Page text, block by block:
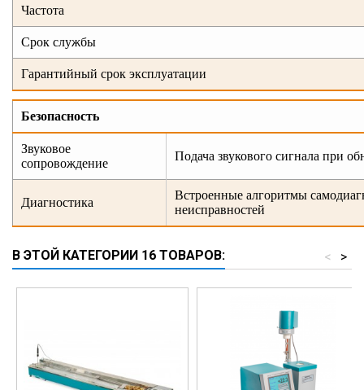
Частота
Срок службы
Гарантийный срок эксплуатации
Безопасность
Звуковое
сопровождение
Подача звукового сигнала при
Диагностика
Встроенные алгоритмы
неисправностей
В ЭТОЙ КАТЕГОРИИ 16 ТОВАРОВ: >
<